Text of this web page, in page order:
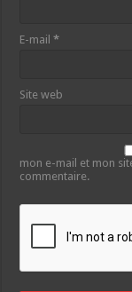
E-mail*
Site web
mon e-mail et mon
commentaire.